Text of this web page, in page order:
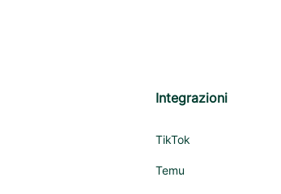
Integrazioni
TikTok
Temu